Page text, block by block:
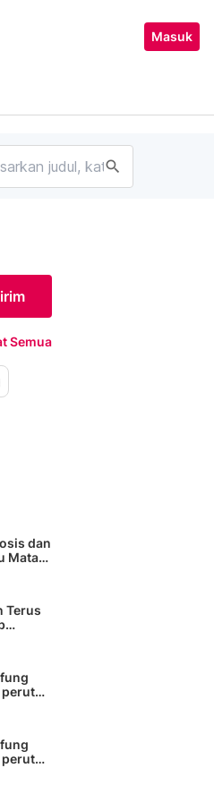
Masuk
search
Semua
dan
Mata
Terus
perut
perut